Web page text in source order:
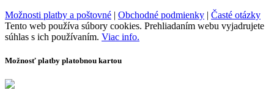
Možnosti platby a poštovné | Obchodné podmienky | Časté otázky
Tento web používa súbory cookies. Prehliadaním webu vyjadrujete
súhlas s ich používaním. Viac info.
Možnosť platby platobnou kartou